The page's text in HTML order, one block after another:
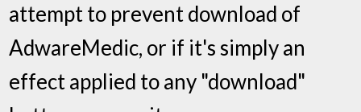
attempt to prevent download of
AdwareMedic, or if it's simply an
effect applied to any "download"